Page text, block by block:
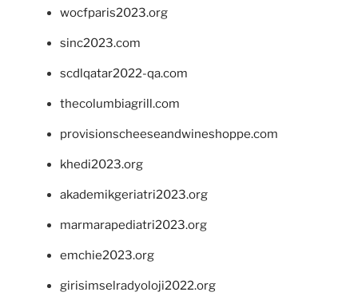
wocfparis2023.org
sinc2023.com
scdlqatar2022-qa.com
thecolumbiagrill.com
provisionscheeseandwineshoppe.com
khedi2023.org
akademikgeriatri2023.org
marmarapediatri2023.org
emchie2023.org
girisimselradyoloji2022.org